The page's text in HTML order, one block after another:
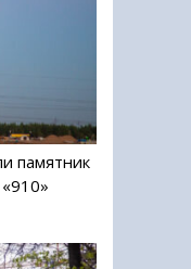
памятник